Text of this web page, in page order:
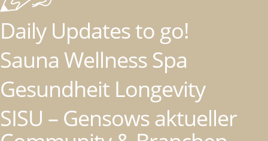
Daily Updates to go!
Sauna Wellness Spa
Gesundheit Longevity
SISU – Gensows aktueller